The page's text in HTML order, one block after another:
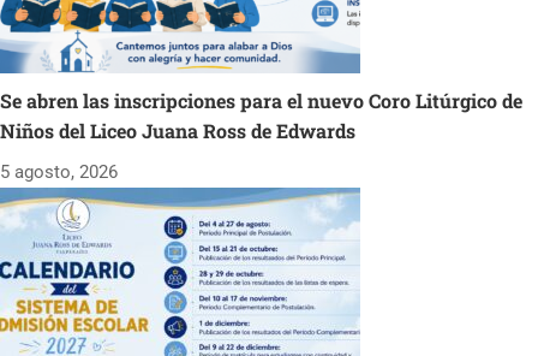
Se abren las inscripciones para el nuevo Coro Litúrgico de
Niños del Liceo Juana Ross de Edwards
5 agosto, 2026